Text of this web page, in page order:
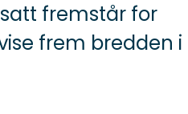
fremstår for
frem bredden i